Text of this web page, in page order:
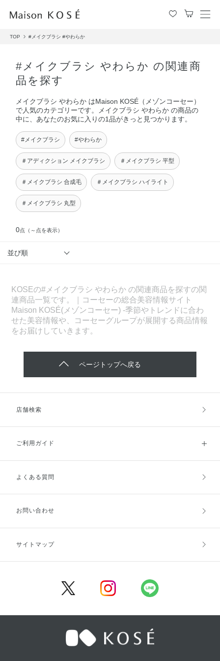
メ
TOP #メイクブラシ #やわらか
#メイクブラシ やわらか の関連商
品を探す
メイクブラシ やわらか はMaison KOSÉ（メゾンコーセー）
で人気のカテゴリーです。メイクブラシ やわらか の商品の
中に、あなたのお気に入りの1品がきっと見つかります。
#メイクブラシ #やわらか
＃アディクション メイクブラシ ＃メイクブラシ 平型
＃メイクブラシ 合成毛 ＃メイクブラシ ハイライト
＃メイクブラシ 丸型
0点 （～点を表示）
並び順
KOSEの#メイクブラシ やわらか の関連商品を探すの関
連商品一覧です。｜コーセーの総合美容情報サイト
Maison KOSÉ(メゾンコーセー) -季節やトレンドに合わ
せた美容情報や、コーセーグループが展開する商品情報
をお届けしていきます。
ページトップへ戻る
店舗検索
ご利用ガイド
ご利用ガイドトップ
お支払方法
キャンセル・返品・交換
よくある質問
お問い合わせ
サイトマップ